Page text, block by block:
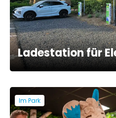
Ladestation für
Im Park